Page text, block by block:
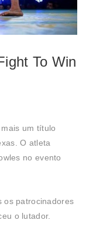
To Win
um título
O atleta
no evento
os patrocinadores
o lutador.